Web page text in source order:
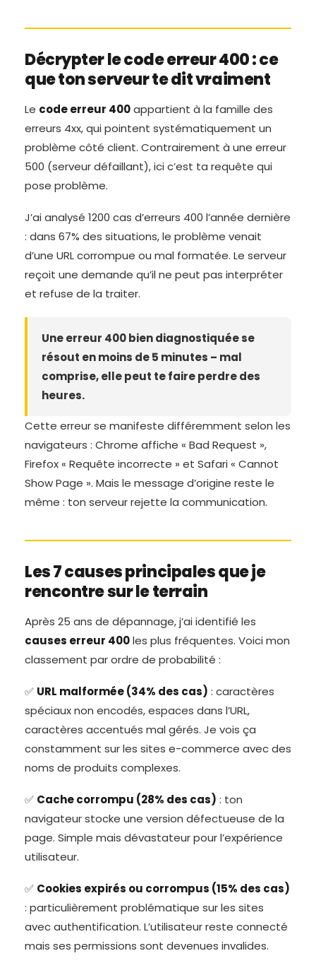
Décrypter le code erreur 400 : ce
que ton serveur te dit vraiment
Le code erreur 400appartient à la famille des
erreurs 4xx, qui pointent systématiquement un
problème côté client. Contrairement à une erreur
500 (serveur défaillant), ici c’est ta requête qui
pose problème.
J’ai analysé 1200 cas d’erreurs 400 l’année dernière
: dans 67% des situations, le problème venait
d’une URL corrompue ou mal formatée. Le serveur
reçoit une demande qu’il ne peut pas interpréter
et refuse de la traiter.
Une erreur 400 bien diagnostiquée se
résout en moins de 5 minutes – mal
comprise, elle peut te faire perdre des
heures.
Cette erreur se manifeste différemment selon les
navigateurs : Chrome affiche « Bad Request »,
Firefox « Requête incorrecte » et Safari « Cannot
Show Page ». Mais le message d’origine reste le
même : ton serveur rejette la communication.
Les 7 causes principales que je
rencontre sur le terrain
Après 25 ans de dépannage, j’ai identifié les
causes erreur 400les plus fréquentes. Voici mon
classement par ordre de probabilité :
✅ URL malformée (34% des cas) : caractères
spéciaux non encodés, espaces dans l’URL,
caractères accentués mal gérés. Je vois ça
constamment sur les sites e-commerce avec des
noms de produits complexes.
✅ Cache corrompu (28% des cas) : ton
navigateur stocke une version défectueuse de la
page. Simple mais dévastateur pour l’expérience
utilisateur.
✅ Cookies expirés ou corrompus (15% des cas)
: particulièrement problématique sur les sites
avec authentification. L’utilisateur reste connecté
mais ses permissions sont devenues invalides.